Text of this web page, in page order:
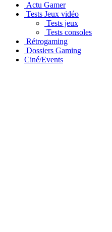
Actu Gamer
Tests Jeux vidéo
Tests jeux
Tests consoles
Rétrogaming
Dossiers Gaming
Ciné/Events